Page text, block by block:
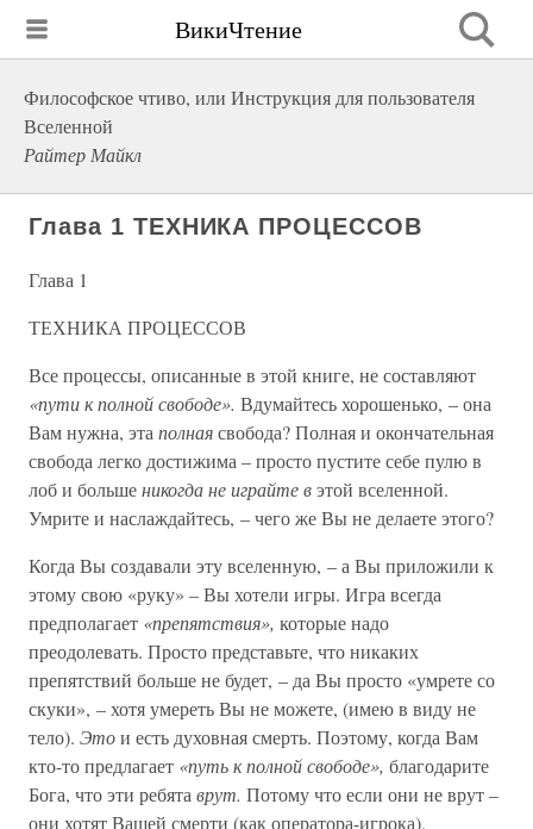
ВикиЧтение
Философское чтиво, или Инструкция для пользователя
Вселенной
Райтер Майкл
Глава 1 ТЕХНИКА ПРОЦЕССОВ
Глава 1
ТЕХНИКА ПРОЦЕССОВ
Все процессы, описанные в этой книге, не составляют
«пути к полной свободе». Вдумайтесь хорошенько, – она
Вам нужна, эта полнаясвобода? Полная и окончательная
свобода легко достижима – просто пустите себе пулю в
лоб и большеникогда не играйте вэтой вселенной.
Умрите и наслаждайтесь, – чего же Вы не делаете этого?
Когда Вы создавали эту вселенную, – а Вы приложили к
этому свою «руку» – Вы хотели игры. Игра всегда
предполагает «препятствия», которые надо
преодолевать. Просто представьте, что никаких
препятствий больше не будет, – да Вы просто «умрете со
скуки», – хотя умереть Вы не можете, (имею в виду не
тело). Этои есть духовная смерть. Поэтому, когда Вам
кто-то предлагает «путь к полной свободе», благодарите
Бога, что эти ребята врут. Потому что если они не врут –
они хотят Вашей смерти (как оператора-игрока).